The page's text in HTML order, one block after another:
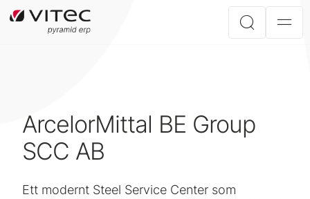
ArcelorMittal BE Group
SCC AB
Ett modernt Steel Service Center som